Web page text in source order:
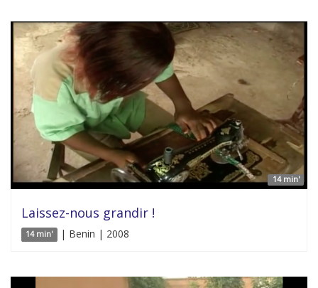
14 min'
Laissez-nous grandir !
14 min' | Benin | 2008